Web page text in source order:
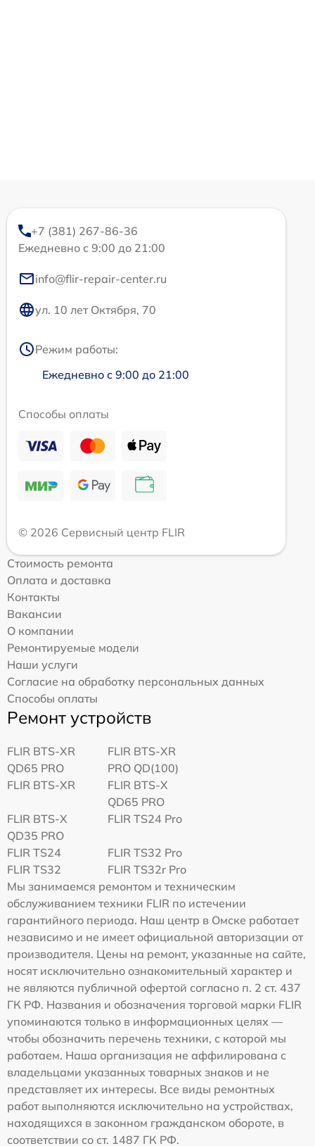
+7 (381) 267-86-36
Ежедневно с 9:00 до 21:00
info@flir-repair-center.ru
ул. 10 лет Октября, 70
Режим работы:
Ежедневно с 9:00 до 21:00
Способы оплаты
© 2026 Сервисный центр FLIR
Стоимость ремонта
Оплата и доставка
Контакты
Вакансии
О компании
Ремонтируемые модели
Наши услуги
Согласие на обработку персональных данных
Способы оплаты
Ремонт устройств
FLIR BTS-XR
QD65 PRO
FLIR BTS-XR
PRO QD(100)
FLIR BTS-XR
FLIR BTS-X
QD65 PRO
FLIR BTS-X
QD35 PRO
FLIR TS24 Pro
FLIR TS24
FLIR TS32 Pro
FLIR TS32
FLIR TS32r Pro
Мы занимаемся ремонтом и техническим
обслуживанием техники FLIR по истечении
гарантийного периода. Наш центр в Омске работает
независимо и не имеет официальной авторизации от
производителя. Цены на ремонт, указанные на сайте,
носят исключительно ознакомительный характер и
не являются публичной офертой согласно п. 2 ст. 437
ГК РФ. Названия и обозначения торговой марки FLIR
упоминаются только в информационных целях —
чтобы обозначить перечень техники, с которой мы
работаем. Наша организация не аффилирована с
владельцами указанных товарных знаков и не
представляет их интересы. Все виды ремонтных
работ выполняются исключительно на устройствах,
находящихся в законном гражданском обороте, в
соответствии со ст. 1487 ГК РФ.